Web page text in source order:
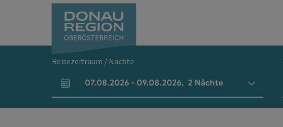
Reisezeitraum / Nächte
An- und Abreisefelder
07.08.2026 - 09.08.2026, 2 Nächte